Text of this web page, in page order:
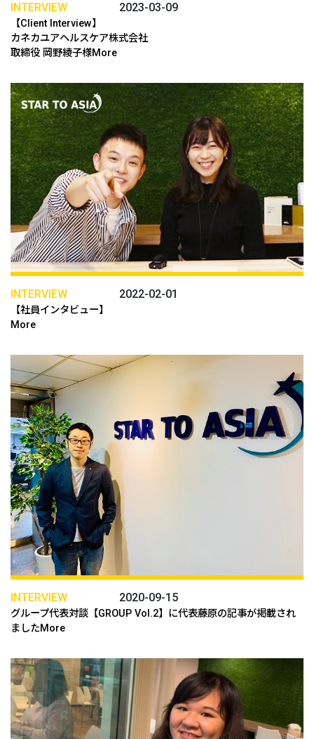
INTERVIEW 2023-03-09
【Client Interview】
カネカユアヘルスケア株式会社
取締役 岡野綾子様More
INTERVIEW 2022-02-01
【社員インタビュー】
More
INTERVIEW 2020-09-15
グループ代表対談【GROUP Vol.2】に代表藤原の記事が掲載され
ましたMore